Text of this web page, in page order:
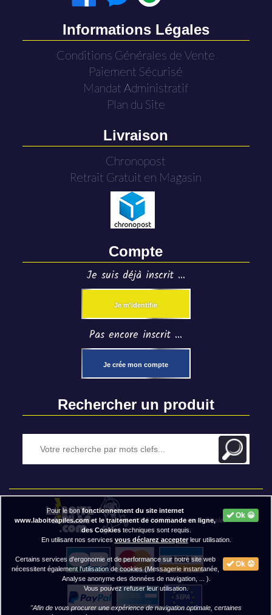
Informations Légales
Conditions Générales de Vente
Paiement Sécurisé
Mandat Administratif
Plan du Site
Livraison
Chronopost
Retrait Gratuit en Magasin
Compte
Je suis déjà inscrit ...
Je m'identifie
Pas encore inscrit ...
Je crée mon compte
Rechercher un produit
2020 BAP ⓒ - Mentions légales
Ok 😀
Pour le bonfonctionnement du site internet
www.laboiteapiles.com et le traitement de commande en ligne,
des Cookiestechniques sont requis.
En utilisant nos services vous déclarez accepterleur utilisation.
Ok 😟
Certains services d'ergonomie et de performance sur notre site web
nécessitent également l'utilisation de cookies (Messagerie instantanée,
Analyse anonyme des données de navigation, ... ).
Vous pouvez refuser leur utilisation.
"Afin de vous procurer une expérience de navigation optimale, certaines